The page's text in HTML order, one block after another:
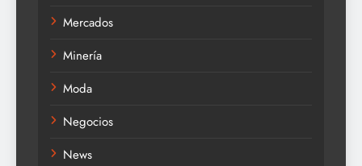
Mercados
Minería
Moda
Negocios
News